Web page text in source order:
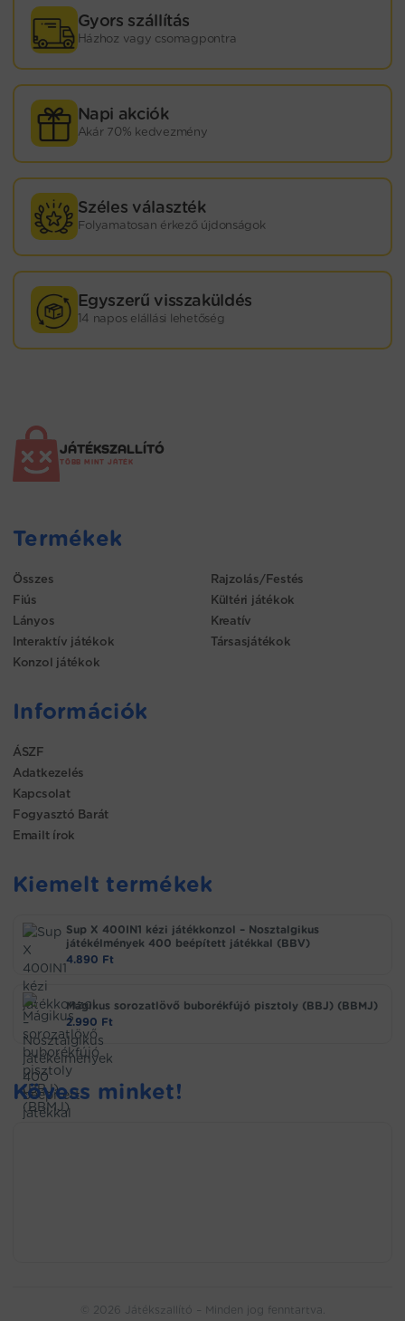
Gyors szállítás
Házhoz vagy csomagpontra
Napi akciók
Akár 70% kedvezmény
Széles választék
Folyamatosan érkező újdonságok
Egyszerű visszaküldés
14 napos elállási lehetőség
JÁTÉKSZALLÍTÓ
TÖBB MINT JÁTÉK
Termékek
Összes
Fiús
Lányos
Interaktív játékok
Konzol játékok
Rajzolás/Festés
Kültéri játékok
Kreatív
Társasjátékok
Információk
ÁSZF
Adatkezelés
Kapcsolat
Fogyasztó Barát
Emailt írok
Kiemelt termékek
Sup X 400IN1 kézi játékkonzol – Nosztalgikus
játékélmények 400 beépített játékkal (BBV)
4.890 Ft
Mágikus sorozatlövő buborékfújó pisztoly (BBJ) (BBMJ)
2.990 Ft
Kövess minket!
© 2026 Játékszallító – Minden jog fenntartva.